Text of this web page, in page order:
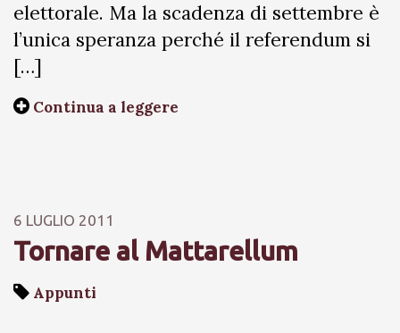
elettorale. Ma la scadenza di settembre è
l’unica speranza perché il referendum si
[…]
Continua a leggere
6 LUGLIO 2011
Tornare al Mattarellum
Appunti